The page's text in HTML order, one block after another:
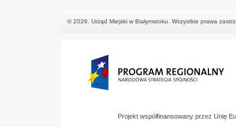
© 2026. Urząd Miejski w Białymstoku. Wszystkie prawa
Projekt współfinansowany przez Unię